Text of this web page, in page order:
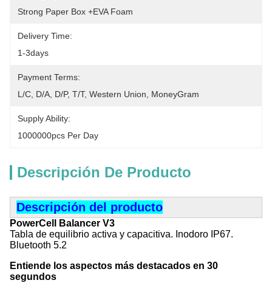
Strong Paper Box +EVA Foam
Delivery Time:
1-3days
Payment Terms:
L/C, D/A, D/P, T/T, Western Union, MoneyGram
Supply Ability:
1000000pcs Per Day
Descripción De Producto
Descripción del producto
PowerCell Balancer V3
Tabla de equilibrio activa y capacitiva. Inodoro IP67.
Bluetooth 5.2
Entiende los aspectos más destacados en 30
segundos